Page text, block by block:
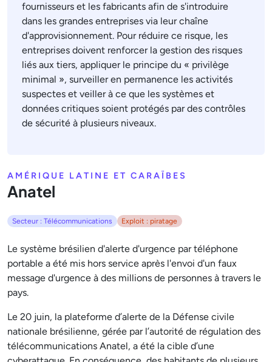
fournisseurs et les fabricants afin de s'introduire
dans les grandes entreprises via leur chaîne
d'approvisionnement. Pour réduire ce risque, les
entreprises doivent renforcer la gestion des risques
liés aux tiers, appliquer le principe du « privilège
minimal », surveiller en permanence les activités
suspectes et veiller à ce que les systèmes et
données critiques soient protégés par des contrôles
de sécurité à plusieurs niveaux.
AMÉRIQUE LATINE ET CARAÏBES
Anatel
Secteur : Télécommunications Exploit : piratage
Le système brésilien d'alerte d'urgence par téléphone
portable a été mis hors service après l'envoi d'un faux
message d'urgence à des millions de personnes à travers le
pays.
Le 20 juin, la plateforme d’alerte de la Défense civile
nationale brésilienne, gérée par l’autorité de régulation des
télécommunications Anatel, a été la cible d’une